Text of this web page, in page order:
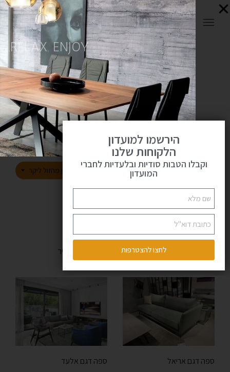
סלונים מעוצבים
סלונים מעוצבים
הצג סרגל צד למיין מהזול ליקר SHOW:
72
144
216
ספה דגם MY HOME
קבל הצעת מחיר
ספה דגם עדי
קבל הצעת מחיר
ספה דגם אריאל
ספה דגם אלעד
RELAX. ENJOY.
הירשמו למועדון
הלקוחות שלנו
וקבלו הטבות סודיות ובלעדיות לחברי
המועדון
לחצו להצטרפות